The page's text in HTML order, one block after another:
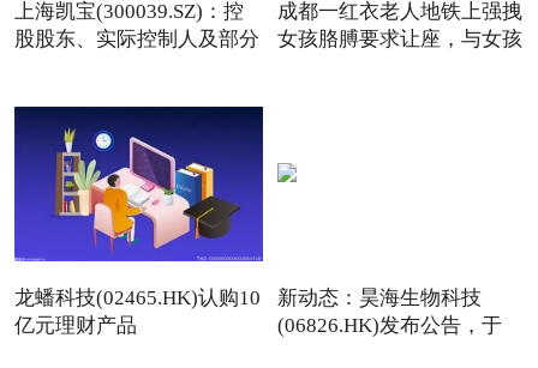
上海凯宝(300039.SZ)：控
股股东、实际控制人及部分
成都一红衣老人地铁上强拽
女孩胳膊要求让座，与女孩
龙蟠科技(02465.HK)认购10
亿元理财产品
新动态：昊海生物科技
(06826.HK)发布公告，于